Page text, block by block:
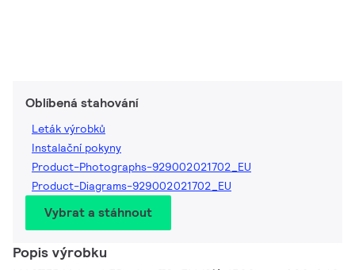
Oblíbená stahování
Leták výrobků
Instalační pokyny
Product-Photographs-929002021702_EU
Product-Diagrams-929002021702_EU
Vybrat a stáhnout
Popis výrobku